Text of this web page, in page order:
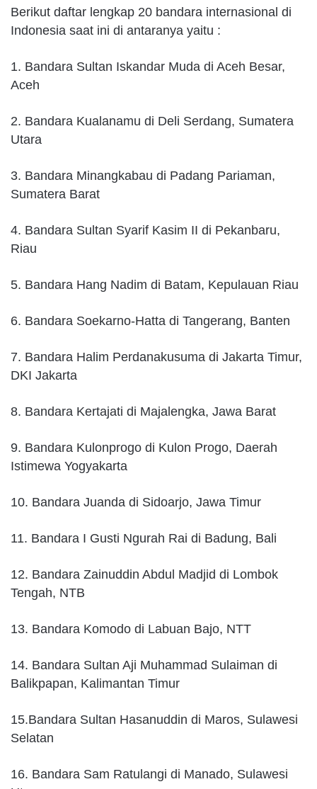
Berikut daftar lengkap 20 bandara internasional di
Indonesia saat ini di antaranya yaitu :
1. Bandara Sultan Iskandar Muda di Aceh Besar,
Aceh
2. Bandara Kualanamu di Deli Serdang, Sumatera
Utara
3. Bandara Minangkabau di Padang Pariaman,
Sumatera Barat
4. Bandara Sultan Syarif Kasim II di Pekanbaru,
Riau
5. Bandara Hang Nadim di Batam, Kepulauan Riau
6. Bandara Soekarno-Hatta di Tangerang, Banten
7. Bandara Halim Perdanakusuma di Jakarta Timur,
DKI Jakarta
8. Bandara Kertajati di Majalengka, Jawa Barat
9. Bandara Kulonprogo di Kulon Progo, Daerah
Istimewa Yogyakarta
10. Bandara Juanda di Sidoarjo, Jawa Timur
11. Bandara I Gusti Ngurah Rai di Badung, Bali
12. Bandara Zainuddin Abdul Madjid di Lombok
Tengah, NTB
13. Bandara Komodo di Labuan Bajo, NTT
14. Bandara Sultan Aji Muhammad Sulaiman di
Balikpapan, Kalimantan Timur
15.Bandara Sultan Hasanuddin di Maros, Sulawesi
Selatan
16. Bandara Sam Ratulangi di Manado, Sulawesi